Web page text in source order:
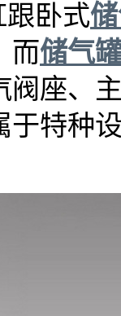
卧式
而储气
阀座、
于特种